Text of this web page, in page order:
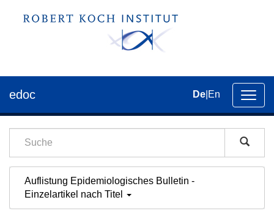
der
edoc De En
Auflistung Epidemiologisches Bulletin -
Einzelartikel nach Titel